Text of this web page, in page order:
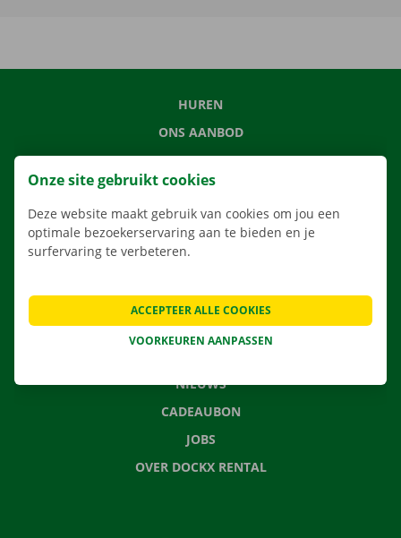
HUREN
ONS AANBOD
ONZE DIENSTEN
LOCATIES
APP
VERHUISOPLOSSINGEN
CONTACTEER ONS
NIEUWS
CADEAUBON
JOBS
OVER DOCKX RENTAL
Onze site gebruikt cookies
Deze website maakt gebruik van cookies om jou een
optimale bezoekerservaring aan te bieden en je
surfervaring te verbeteren.
VOORKEUREN AANPASSEN
ACCEPTEER ALLE COOKIES